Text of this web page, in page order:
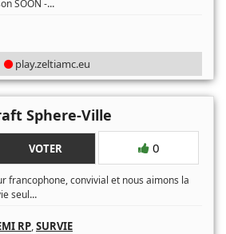
SOON -...
play.zeltiamc.eu
Sphere-Ville
VOTER 0
francophone, convivial et nous aimons la
seul...
RP,SURVIE